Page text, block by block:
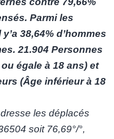
Parmi les
38,64% d’hommes
21.904 Personnes
égale à 18 ans) et
(Âge inférieur à 18
les déplacés
soit 76,69°/°,